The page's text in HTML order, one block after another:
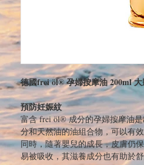
德國frei öl® 孕婦按摩油 200ml
預防妊娠紋
富含 frei öl® 成分的孕婦按摩油
分和天然油的油組合物，可以有
同時，隨著嬰兒的成長，皮膚仍
易被吸收，其滋養成分也有助於